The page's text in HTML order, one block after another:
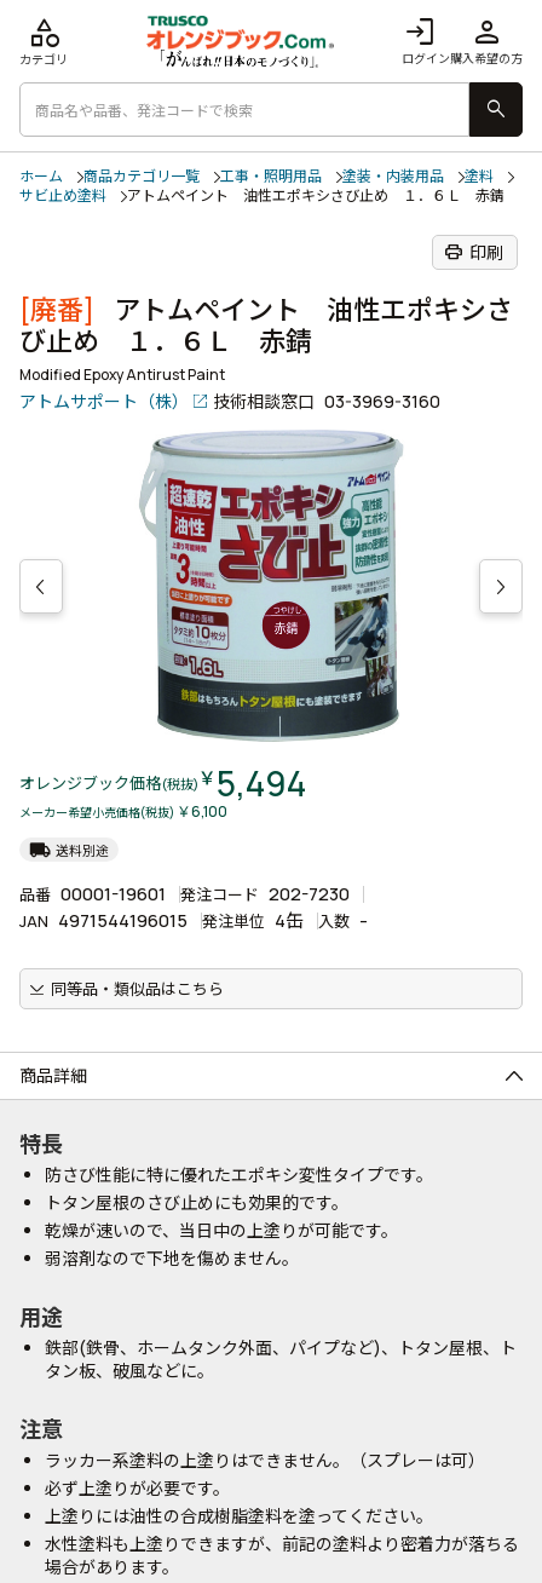
login
ログイン
person
購入希望の方
category
カテゴリ
search
ホーム 商品カテゴリ一覧 工事・照明用品 塗装・内装用品
塗料
サビ止め塗料
アトムペイント 油性エポキシさび止め １．６Ｌ 赤錆
print 印刷
[廃番]
アトムペイント 油性エポキシさ
び止め １．６Ｌ 赤錆
Modified Epoxy Antirust Paint
アトムサポート（株） 技術相談窓口 03-3969-3160
オレンジブック価格(税抜) ￥5,494
メーカー希望小売価格(税抜) ￥6,100
local_shipping 送料別途
品番 00001-19601 発注コード 202-7230
JAN 4971544196015 発注単位 4缶 入数 -
同等品・類似品はこちら
商品詳細
特長
防さび性能に特に優れたエポキシ変性タイプです。
トタン屋根のさび止めにも効果的です。
乾燥が速いので、当日中の上塗りが可能です。
弱溶剤なので下地を傷めません。
用途
鉄部(鉄骨、ホームタンク外面、パイプなど)、トタン屋根、ト
タン板、破風などに。
注意
ラッカー系塗料の上塗りはできません。（スプレーは可）
必ず上塗りが必要です。
上塗りには油性の合成樹脂塗料を塗ってください。
水性塗料も上塗りできますが、前記の塗料より密着力が落ちる
場合があります。